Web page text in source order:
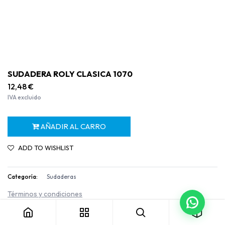
SUDADERA ROLY CLASICA 1070
12,48€
IVA excluido
AÑADIR AL CARRO
ADD TO WISHLIST
Categoría: Sudaderas
Términos y condiciones
Envío: 2-3 días laborables